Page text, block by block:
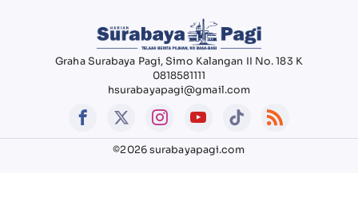
Graha Surabaya Pagi, Simo Kalangan II No. 183 K
0818581111
hsurabayapagi@gmail.com
©2026 surabayapagi.com